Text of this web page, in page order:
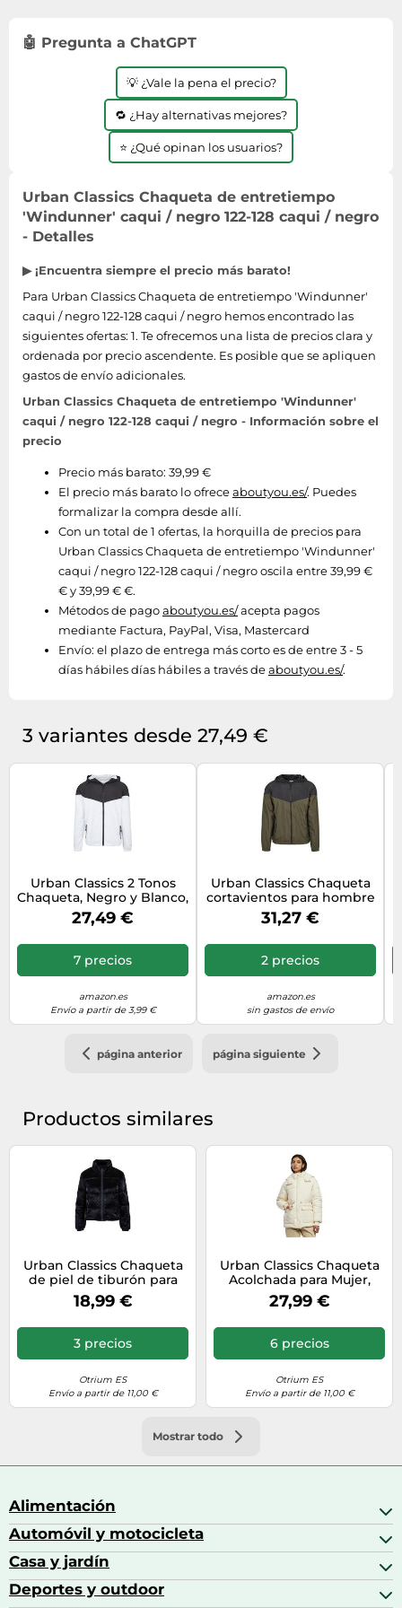
Tiendas de campaña
Zapatillas de tenis
Zapatillas deportivas
Perfumes unisex
Placer y anticoncepción
Productos de higiene corporal
Productos para baño y ducha
Protectores solares
Sets de belleza
Tensiómetros
Tratamientos faciales
Microondas
Monitores y pantallas ordenador
Máquinas de afeitar
Ordenadores portátiles
Placas de cocina
Radios
Sonido y alta fidelidad
TV, vídeo y DVD
Tablets
Telecomunicaciones
Vehículos a escala
Relojes de pulsera
Tejer y crochet
Zapatillas de atletismo
Zapatillas de baloncesto
Zapatos de invierno
Zapatos mujer
🤖 Pregunta a ChatGPT
💡 ¿Vale la pena el precio?
🔁 ¿Hay alternativas mejores?
⭐ ¿Qué opinan los usuarios?
Urban Classics Chaqueta de entretiempo
'Windunner' caqui / negro 122-128 caqui / negro
- Detalles
▶ ¡Encuentra siempre el precio más barato!
Para Urban Classics Chaqueta de entretiempo 'Windunner'
caqui / negro 122-128 caqui / negro hemos encontrado las
siguientes ofertas: 1. Te ofrecemos una lista de precios clara y
ordenada por precio ascendente. Es posible que se apliquen
gastos de envío adicionales.
Urban Classics Chaqueta de entretiempo 'Windunner'
caqui / negro 122-128 caqui / negro - Información sobre el
precio
Precio más barato: 39,99 €
El precio más barato lo ofreceaboutyou.es/. Puedes
formalizar la compra desde allí.
Con un total de 1 ofertas, la horquilla de precios para
Urban Classics Chaqueta de entretiempo 'Windunner'
caqui / negro 122-128 caqui / negro oscila entre 39,99 €
€ y 39,99 € €.
Métodos de pagoaboutyou.es/acepta pagos
mediante Factura, PayPal, Visa, Mastercard
Envío: el plazo de entrega más corto es de entre 3 - 5
días hábiles días hábiles a través deaboutyou.es/.
3 variantes desde 27,49 €
Urban Classics 2 Tonos
Chaqueta, Negro y Blanco,
M para Hombre
27,49 €
7 precios
amazon.es
Envío a partir de 3,99 €
Urban Classics Chaqueta
cortavientos para hombre
de 2 tonos Tech
Windrunner, chaqueta de
entretiempo para hombre
en muchos colores, tallas
S - 5XL, Color negro y
31,27 €
2 precios
amazon.es
sin gastos de envío
página anterior página siguiente
Productos similares
Urban Classics Chaqueta
de piel de tiburón para
mujer TB6146 M
18,99 €
3 precios
Otrium ES
Envío a partir de 11,00 €
Urban Classics Chaqueta
Acolchada para Mujer,
Arena Blanca, S
27,99 €
6 precios
Otrium ES
Envío a partir de 11,00 €
Mostrar todo
Alimentación
Bebidas
Bebidas espirituosas
Brandy
Café
Automóvil y motocicleta
Accesorios para coche
Aceite de motor y manutención
Casa y jardín
Accesorios de hogar y cocina
Deportes y outdoor